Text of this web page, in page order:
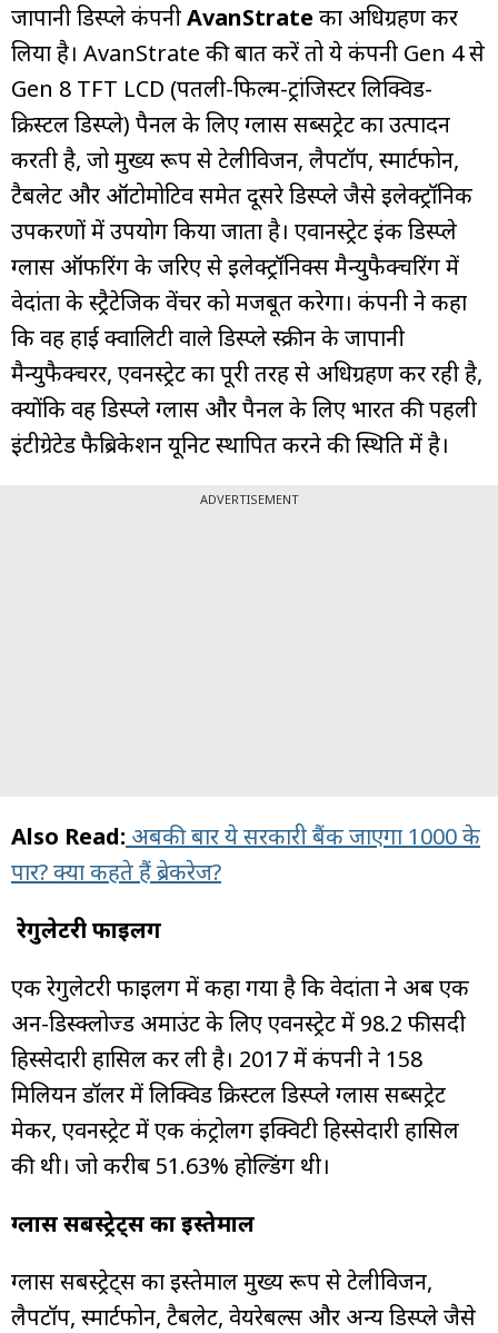
जापानी डिस्प्ले कंपनीAvanStrate का अधिग्रहण कर
लिया है। AvanStrate की बात करें तो ये कंपनी Gen 4 से
Gen 8 TFT LCD (पतली-फिल्म-ट्रांजिस्टर लिक्विड-
क्रिस्टल डिस्प्ले) पैनल के लिए ग्लास सब्सट्रेट का उत्पादन
करती है, जो मुख्य रूप से टेलीविजन, लैपटॉप, स्मार्टफोन,
टैबलेट और ऑटोमोटिव समेत दूसरे डिस्प्ले जैसे इलेक्ट्रॉनिक
उपकरणों में उपयोग किया जाता है। एवानस्ट्रेट इंक डिस्प्ले
ग्लास ऑफरिंग के जरिए से इलेक्ट्रॉनिक्स मैन्युफैक्चरिंग में
वेदांता के स्ट्रैटेजिक वेंचर को मजबूत करेगा। कंपनी ने कहा
कि वह हाई क्वालिटी वाले डिस्प्ले स्क्रीन के जापानी
मैन्युफैक्चरर, एवनस्ट्रेट का पूरी तरह से अधिग्रहण कर रही है,
क्योंकि वह डिस्प्ले ग्लास और पैनल के लिए भारत की पहली
इंटीग्रेटेड फैब्रिकेशन यूनिट स्थापित करने की स्थिति में है।
ADVERTISEMENT
Also Read: अबकी बार ये सरकारी बैंक जाएगा 1000 के
पार? क्या कहते हैं ब्रेकरेज?
रेगुलेटरी फाइलिंग
एक रेगुलेटरी फाइलिंग में कहा गया है कि वेदांता ने अब एक
अन-डिस्क्लोज्ड अमाउंट के लिए एवनस्ट्रेट में 98.2 फीसदी
हिस्सेदारी हासिल कर ली है। 2017 में कंपनी ने 158
मिलियन डॉलर में लिक्विड क्रिस्टल डिस्प्ले ग्लास सब्सट्रेट
मेकर, एवनस्ट्रेट में एक कंट्रोलिंग इक्विटी हिस्सेदारी हासिल
की थी। जो करीब 51.63% होल्डिंग थी।
ग्लास सबस्ट्रेट्स का इस्तेमाल
ग्लास सबस्ट्रेट्स का इस्तेमाल मुख्य रूप से टेलीविजन,
लैपटॉप, स्मार्टफोन, टैबलेट, वेयरेबल्स और अन्य डिस्प्ले जैसे